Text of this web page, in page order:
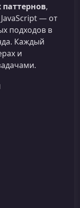
,
— от
подходов в
Каждый
и